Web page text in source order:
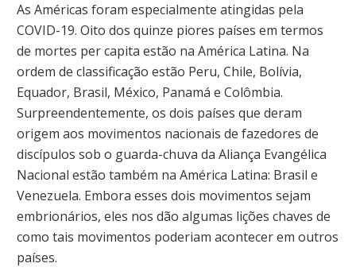
As Américas foram especialmente atingidas pela
COVID-19. Oito dos quinze piores países em termos
de mortes per capita estão na América Latina. Na
ordem de classificação estão Peru, Chile, Bolívia,
Equador, Brasil, México, Panamá e Colômbia.
Surpreendentemente, os dois países que deram
origem aos movimentos nacionais de fazedores de
discípulos sob o guarda-chuva da Aliança Evangélica
Nacional estão também na América Latina: Brasil e
Venezuela. Embora esses dois movimentos sejam
embrionários, eles nos dão algumas lições chaves de
como tais movimentos poderiam acontecer em outros
países.